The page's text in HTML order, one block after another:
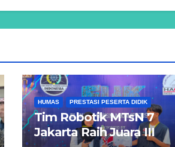
HUMAS PRESTASI PESERTA DIDIK
Tim Robotik MTsN 7
Jakarta Raih Juara III